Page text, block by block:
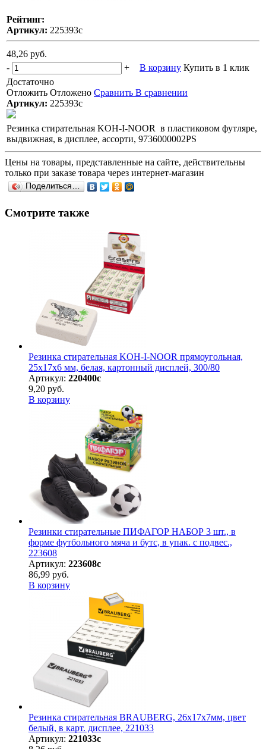
Рейтинг:
Артикул: 225393с
48,26 руб.
-
+ В корзину Купить в 1 клик
Достаточно
Отложить Отложено Сравнить В сравнении
Артикул: 225393с
Резинка стирательная KOH-I-NOOR в пластиковом футляре,
выдвижная, в дисплее, ассорти, 9736000002PS
Цены на товары, представленные на сайте, действительны
только при заказе товара через интернет-магазин
Поделиться…
Смотрите также
Резинка стирательная KOH-I-NOOR прямоугольная,
25х17х6 мм, белая, картонный дисплей, 300/80
Артикул: 220400с
9,20 руб.
В корзину
Резинки стирательные ПИФАГОР НАБОР 3 шт., в
форме футбольного мяча и бутс, в упак. с подвес.,
223608
Артикул: 223608с
86,99 руб.
В корзину
Резинка стирательная BRAUBERG, 26х17х7мм, цвет
белый, в карт. дисплее, 221033
Артикул: 221033с